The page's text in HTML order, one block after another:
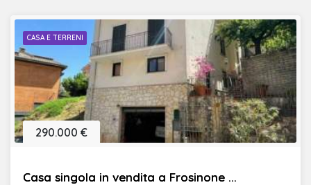
CASA E TERRENI
Casa singola in vendita a Frosinone ...
290.000 €